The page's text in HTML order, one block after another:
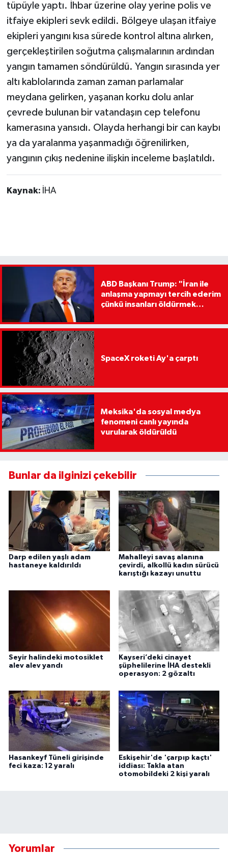
tüpüyle yaptı. İhbar üzerine olay yerine polis ve
itfaiye ekipleri sevk edildi. Bölgeye ulaşan itfaiye
ekipleri yangını kısa sürede kontrol altına alırken,
gerçekleştirilen soğutma çalışmalarının ardından
yangın tamamen söndürüldü. Yangın sırasında yer
altı kablolarında zaman zaman parlamalar
meydana gelirken, yaşanan korku dolu anlar
çevrede bulunan bir vatandaşın cep telefonu
kamerasına yansıdı. Olayda herhangi bir can kaybı
ya da yaralanma yaşanmadığı öğrenilirken,
yangının çıkış nedenine ilişkin inceleme başlatıldı.
Kaynak: İHA
ABD Başkanı Trump: "İran ile
anlaşma yapmayı tercih ederim
çünkü insanları öldürmek
SpaceX roketi Ay'a çarptı
Meksika'da sosyal medya
fenomeni canlı yayında
vurularak öldürüldü
Bunlar da ilginizi çekebilir
Darp edilen yaşlı adam
hastaneye kaldırıldı
Mahalleyi savaş alanına
çevirdi, alkollü kadın sürücü
karıştığı kazayı unuttu
Seyir halindeki motosiklet
alev alev yandı
Kayseri’deki cinayet
şüphelilerine İHA destekli
operasyon: 2 gözaltı
Hasankeyf Tüneli girişinde
feci kaza: 12 yaralı
Eskişehir'de 'çarpıp kaçtı'
iddiası: Takla atan
otomobildeki 2 kişi yaralı
Yorumlar